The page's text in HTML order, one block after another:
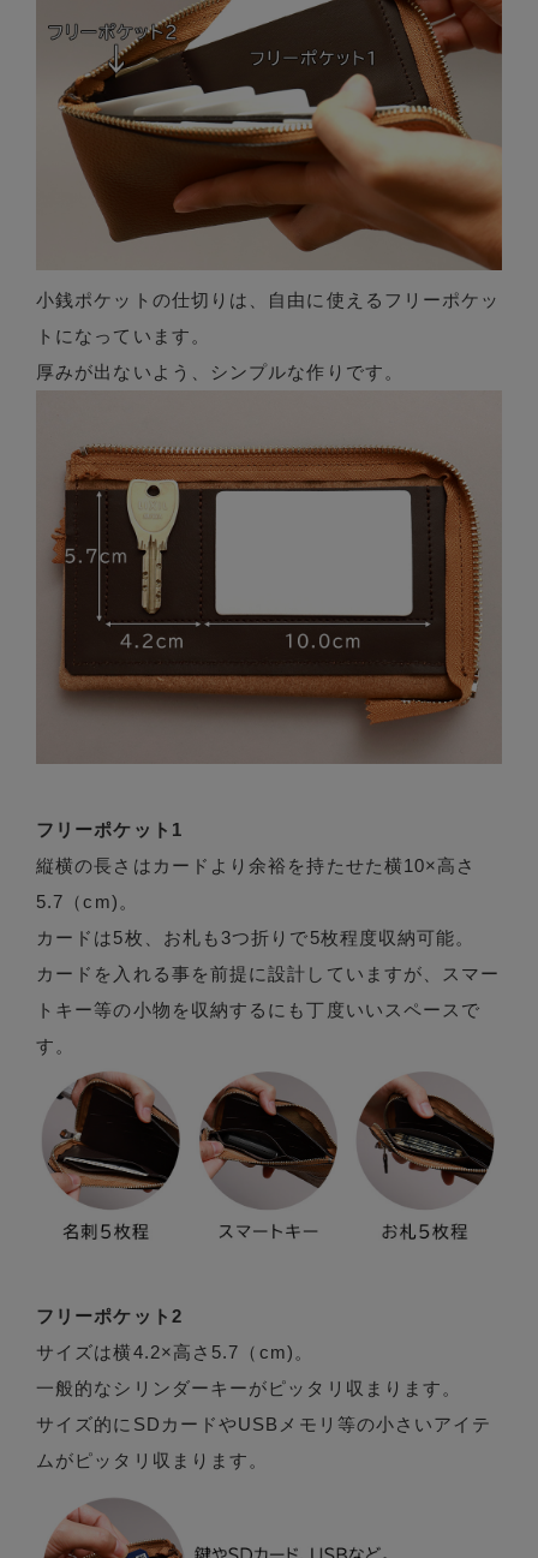
小銭ポケットの仕切りは、自由に使えるフリーポケッ
トになっています。
厚みが出ないよう、シンプルな作りです。
フリーポケット1
縦横の長さはカードより余裕を持たせた横10×高さ
5.7（cm)。
カードは5枚、お札も3つ折りで5枚程度収納可能。
カードを入れる事を前提に設計していますが、スマー
トキー等の小物を収納するにも丁度いいスペースで
す。
フリーポケット2
サイズは横4.2×高さ5.7（cm)。
一般的なシリンダーキーがピッタリ収まります。
サイズ的にSDカードやUSBメモリ等の小さいアイテ
ムがピッタリ収まります。